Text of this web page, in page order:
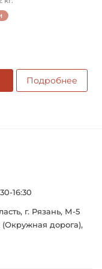
Подробнее
16:30
г. Рязань, М-5
(Окружная дорога),